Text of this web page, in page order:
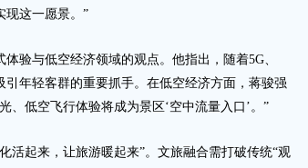
现这一愿景。”
与低空经济领域的观点。他指出，随着5G、
年轻客群的重要抓手。在低空经济方面，蒋骏强
、低空飞行体验将成为景区‘空中流量入口’。”
起来，让旅游暖起来”。文旅融合需打破传统“观